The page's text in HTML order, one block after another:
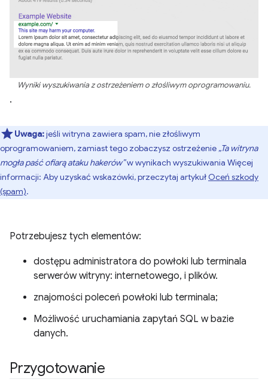
Wyniki wyszukiwania z ostrzeżeniem o złośliwym oprogramowaniu.
.
Uwaga:jeśli witryna zawiera spam, nie złośliwym
oprogramowaniem, zamiast tego zobaczysz ostrzeżenie „Ta witryna
mogła paść ofiarą ataku hakerów”w wynikach wyszukiwania Więcej
informacji: Aby uzyskać wskazówki, przeczytaj artykuł Oceń szkody
(spam).
Potrzebujesz tych elementów:
dostępu administratora do powłoki lub terminala
serwerów witryny: internetowego, i plików.
znajomości poleceń powłoki lub terminala;
Możliwość uruchamiania zapytań SQL w bazie
danych.
Przygotowanie